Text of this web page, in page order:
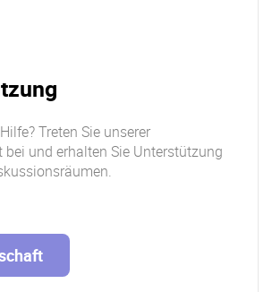
Treten Sie unserer
bei und erhalten Sie Unterstützung